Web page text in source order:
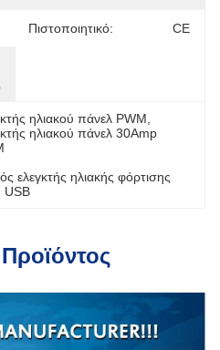
Πιστοποιητικό: CE
ηλιακού πάνελ PWM
ηλιακού πάνελ 30Amp
ελεγκτής ηλιακής φόρτισης
USB